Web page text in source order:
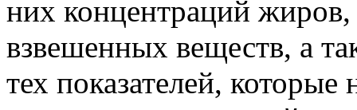
них концентраций
взвешенных веществ, а
тех показателей,